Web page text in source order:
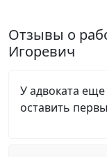
Отзывы о
Игоревич
У адвоката
оставить